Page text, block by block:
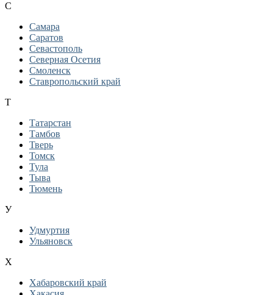
С
Самара
Саратов
Севастополь
Северная Осетия
Смоленск
Ставропольский край
Т
Татарстан
Тамбов
Тверь
Томск
Тула
Тыва
Тюмень
У
Удмуртия
Ульяновск
Х
Хабаровский край